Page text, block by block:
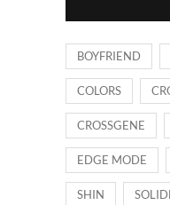
BOYFRIEND
COLORS
CROSSGENE
EDGE MODE
SHIN